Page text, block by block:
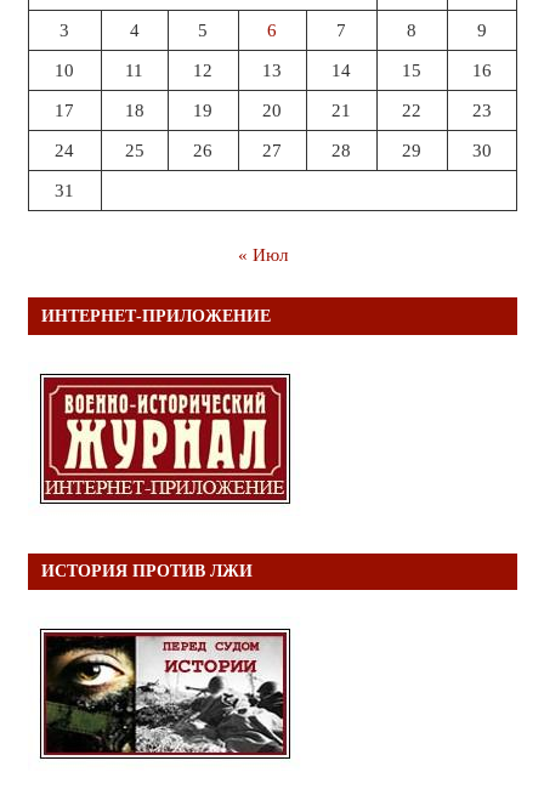
3 4 5 6 7 8 9
10 11 12 13 14 15 16
17 18 19 20 21 22 23
24 25 26 27 28 29 30
31
« Июл
ИНТЕРНЕТ-ПРИЛОЖЕНИЕ
ИСТОРИЯ ПРОТИВ ЛЖИ